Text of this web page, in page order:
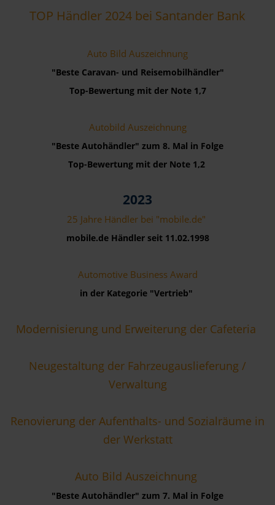
TOP Händler 2024 bei Santander Bank
Auto Bild Auszeichnung
"Beste Caravan- und Reisemobilhändler"
Top-Bewertung mit der Note 1,7
Autobild Auszeichnung
"Beste Autohändler" zum 8. Mal in Folge
Top-Bewertung mit der Note 1,2
2023
25 Jahre Händler bei "mobile.de"
mobile.de Händler seit 11.02.1998
Automotive Business Award
in der Kategorie "Vertrieb"
Modernisierung und Erweiterung der Cafeteria
Neugestaltung der Fahrzeugauslieferung /
Verwaltung
Renovierung der Aufenthalts- und Sozialräume in
der Werkstatt
Auto Bild Auszeichnung
"Beste Autohändler" zum 7. Mal in Folge